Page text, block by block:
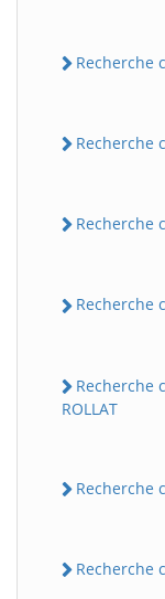
Recherche
Recherche
Recherche
Recherche
Recherche
ROLLAT
Recherche
Recherche